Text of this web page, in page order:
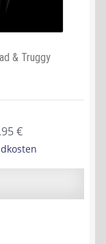
& Truggy
€Aktueller
Preis
ist: